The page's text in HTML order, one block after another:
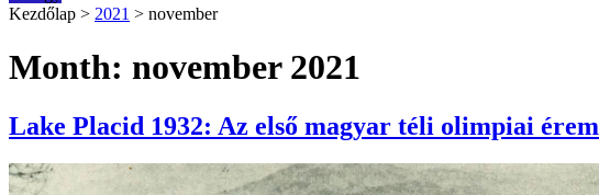
Kezdőlap > 2021 > november
Month: november 2021
Lake Placid 1932: Az első magyar téli olimpiai érem